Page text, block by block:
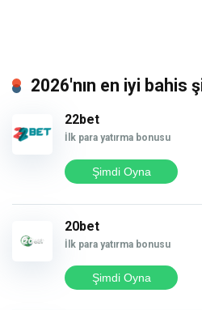
2026'nın en iyi bahis
22bet
İlk para yatırma bonusu
Şimdi Oyna
20bet
İlk para yatırma bonusu
Şimdi Oyna